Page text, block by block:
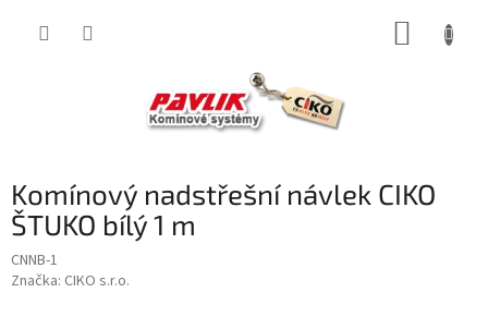
Komínový nadstřešní návlek CIKO
ŠTUKO bílý 1 m
CNNB-1
Značka: CIKO s.r.o.